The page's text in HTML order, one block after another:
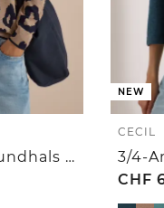
Pullover mit Rundhals und Leo-Muster
NEW
CECIL
CHF